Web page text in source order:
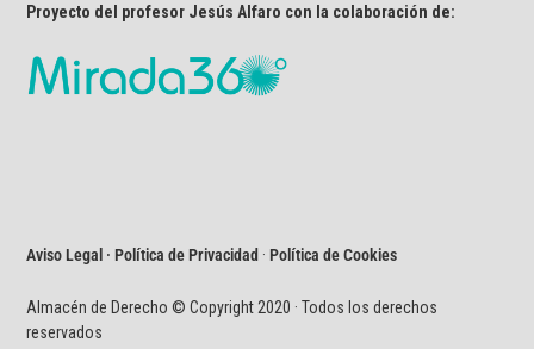
Proyecto del profesor Jesús Alfaro con la colaboración de:
Aviso Legal · Política de Privacidad ·Política de Cookies
Almacén de Derecho © Copyright 2020 · Todos los derechos
reservados